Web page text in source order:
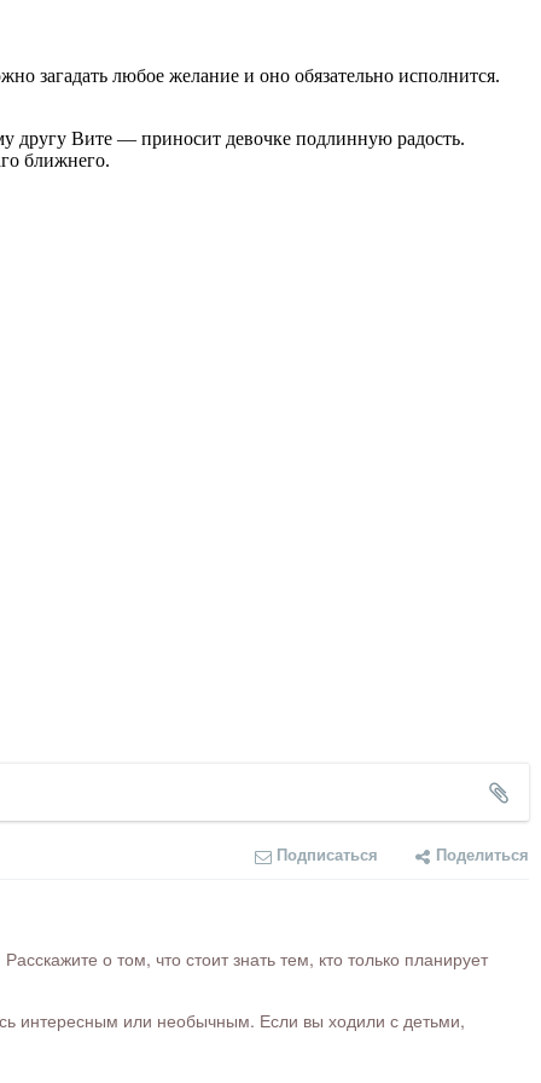
загадать любое желание и оно обязательно исполнится.
другу Вите — приносит девочке подлинную радость.
ближнего.
Подписаться Поделиться
о том, что стоит знать тем, кто только планирует
интересным или необычным. Если вы ходили с детьми,